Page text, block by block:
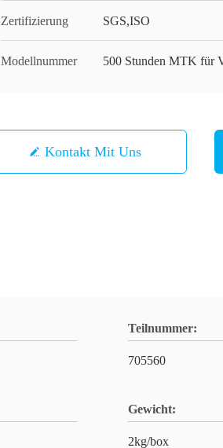
Zertifizierung SGS,ISO
Modellnummer 500 Stunden MTK für
Kontakt Mit Uns
Teilnummer:
705560
Gewicht:
2kg/box